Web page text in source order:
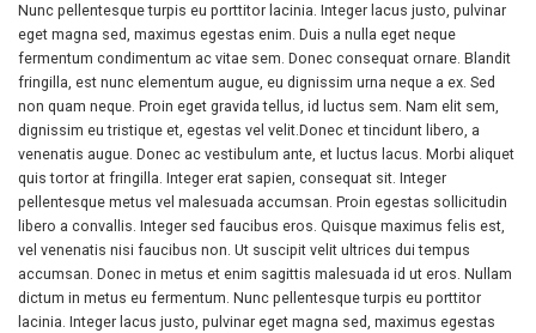
Nunc pellentesque turpis eu porttitor lacinia. Integer lacus justo, pulvinar
eget magna sed, maximus egestas enim. Duis a nulla eget neque
fermentum condimentum ac vitae sem. Donec consequat ornare. Blandit
fringilla, est nunc elementum augue, eu dignissim urna neque a ex. Sed
non quam neque. Proin eget gravida tellus, id luctus sem. Nam elit sem,
dignissim eu tristique et, egestas vel velit.Donec et tincidunt libero, a
venenatis augue. Donec ac vestibulum ante, et luctus lacus. Morbi aliquet
quis tortor at fringilla. Integer erat sapien, consequat sit. Integer
pellentesque metus vel malesuada accumsan. Proin egestas sollicitudin
libero a convallis. Integer sed faucibus eros. Quisque maximus felis est,
vel venenatis nisi faucibus non. Ut suscipit velit ultrices dui tempus
accumsan. Donec in metus et enim sagittis malesuada id ut eros. Nullam
dictum in metus eu fermentum. Nunc pellentesque turpis eu porttitor
lacinia. Integer lacus justo, pulvinar eget magna sed, maximus egestas